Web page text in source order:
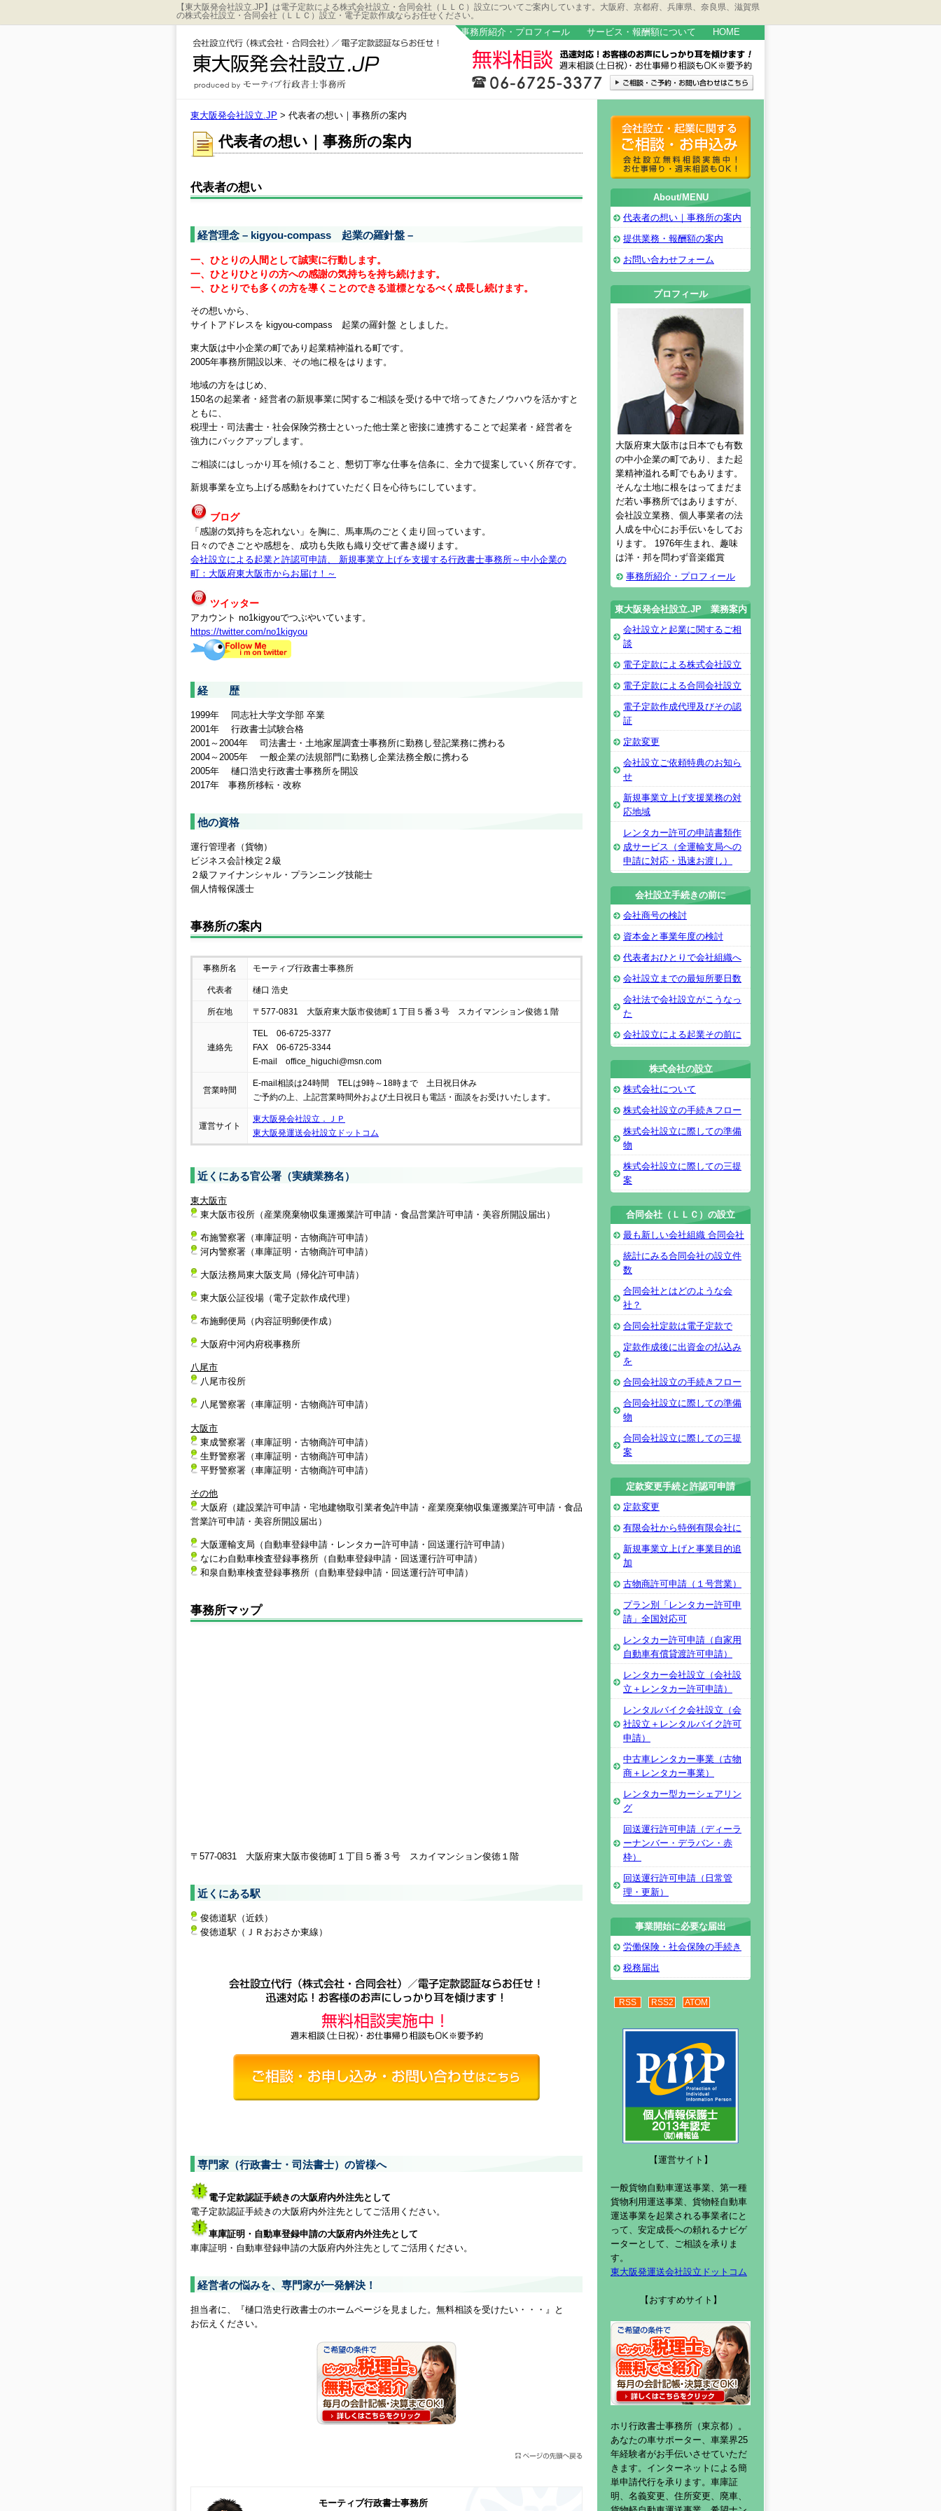
【東大阪発会社設立.JP】は電子定款による株式会社設立・合同会社（ＬＬＣ）設立についてご案内しています。大阪府、京都府、兵庫県、奈良県、滋賀県
の株式会社設立・合同会社（ＬＬＣ）設立・電子定款作成ならお任せください。
事務所紹介・プロフィール サービス・報酬額について HOME
東大阪発会社設立.JP > 代表者の想い｜事務所の案内
代表者の想い｜事務所の案内
代表者の想い
経営理念 – kigyou-compass 起業の羅針盤 –
一、ひとりの人間として誠実に行動します。
一、ひとりひとりの方への感謝の気持ちを持ち続けます。
一、ひとりでも多くの方を導くことのできる道標となるべく成長し続けます。
その想いから、
サイトアドレスを kigyou-compass 起業の羅針盤 としました。
東大阪は中小企業の町であり起業精神溢れる町です。
2005年事務所開設以来、その地に根をはります。
地域の方をはじめ、
150名の起業者・経営者の新規事業に関するご相談を受ける中で培ってきたノウハウを活かすと
ともに、
税理士・司法書士・社会保険労務士といった他士業と密接に連携することで起業者・経営者を
強力にバックアップします。
ご相談にはしっかり耳を傾けること、懇切丁寧な仕事を信条に、全力で提案していく所存です。
新規事業を立ち上げる感動をわけていただく日を心待ちにしています。
ブログ
「感謝の気持ちを忘れない」を胸に、馬車馬のごとく走り回っています。
日々のできごとや感想を、成功も失敗も織り交ぜて書き綴ります。
会社設立による起業と許認可申請、 新規事業立上げを支援する行政書士事務所～中小企業の
町：大阪府東大阪市からお届け！～
ツイッター
アカウント no1kigyouでつぶやいています。
https://twitter.com/no1kigyou
経 歴
1999年 同志社大学文学部 卒業
2001年 行政書士試験合格
2001～2004年 司法書士・土地家屋調査士事務所に勤務し登記業務に携わる
2004～2005年 一般企業の法規部門に勤務し企業法務全般に携わる
2005年 樋口浩史行政書士事務所を開設
2017年 事務所移転・改称
他の資格
運行管理者（貨物）
ビジネス会計検定２級
２級ファイナンシャル・プランニング技能士
個人情報保護士
事務所の案内
事務所名 モーティブ行政書士事務所
代表者 樋口 浩史
所在地 〒577-0831 大阪府東大阪市俊徳町１丁目５番３号 スカイマンション俊徳１階
連絡先
TEL 06-6725-3377
FAX 06-6725-3344
E-mail office_higuchi@msn.com
営業時間
E-mail相談は24時間 TELは9時～18時まで 土日祝日休み
ご予約の上、上記営業時間外および土日祝日も電話・面談をお受けいたします。
運営サイト
東大阪発会社設立．ＪＰ
東大阪発運送会社設立ドットコム
近くにある官公署（実績業務名）
東大阪市
東大阪市役所（産業廃棄物収集運搬業許可申請・食品営業許可申請・美容所開設届出）
布施警察署（車庫証明・古物商許可申請）
河内警察署（車庫証明・古物商許可申請）
大阪法務局東大阪支局（帰化許可申請）
東大阪公証役場（電子定款作成代理）
布施郵便局（内容証明郵便作成）
大阪府中河内府税事務所
八尾市
八尾市役所
八尾警察署（車庫証明・古物商許可申請）
大阪市
東成警察署（車庫証明・古物商許可申請）
生野警察署（車庫証明・古物商許可申請）
平野警察署（車庫証明・古物商許可申請）
その他
大阪府（建設業許可申請・宅地建物取引業者免許申請・産業廃棄物収集運搬業許可申請・食品
営業許可申請・美容所開設届出）
大阪運輸支局（自動車登録申請・レンタカー許可申請・回送運行許可申請）
なにわ自動車検査登録事務所（自動車登録申請・回送運行許可申請）
和泉自動車検査登録事務所（自動車登録申請・回送運行許可申請）
事務所マップ
〒577-0831 大阪府東大阪市俊徳町１丁目５番３号 スカイマンション俊徳１階
近くにある駅
俊徳道駅（近鉄）
俊徳道駅（ＪＲおおさか東線）
専門家（行政書士・司法書士）の皆様へ
電子定款認証手続きの大阪府内外注先として
電子定款認証手続きの大阪府内外注先としてご活用ください。
車庫証明・自動車登録申請の大阪府内外注先として
車庫証明・自動車登録申請の大阪府内外注先としてご活用ください。
経営者の悩みを、専門家が一発解決！
担当者に、『樋口浩史行政書士のホームページを見ました。無料相談を受けたい・・・』と
お伝えください。
モーティブ行政書士事務所
About/MENU
代表者の想い｜事務所の案内
提供業務・報酬額の案内
お問い合わせフォーム
プロフィール
大阪府東大阪市は日本でも有数
の中小企業の町であり、また起
業精神溢れる町でもあります。
そんな土地に根をはってまだま
だ若い事務所ではありますが、
会社設立業務、個人事業者の法
人成を中心にお手伝いをしてお
ります。 1976年生まれ、趣味
は洋・邦を問わず音楽鑑賞
事務所紹介・プロフィール
東大阪発会社設立.JP 業務案内
会社設立と起業に関するご相
談
電子定款による株式会社設立
電子定款による合同会社設立
電子定款作成代理及びその認
証
定款変更
会社設立ご依頼特典のお知ら
せ
新規事業立上げ支援業務の対
応地域
レンタカー許可の申請書類作
成サービス（全運輸支局への
申請に対応・迅速お渡し）
会社設立手続きの前に
会社商号の検討
資本金と事業年度の検討
代表者おひとりで会社組織へ
会社設立までの最短所要日数
会社法で会社設立がこうなっ
た
会社設立による起業その前に
株式会社の設立
株式会社について
株式会社設立の手続きフロー
株式会社設立に際しての準備
物
株式会社設立に際しての三提
案
合同会社（ＬＬＣ）の設立
最も新しい会社組織 合同会社
統計にみる合同会社の設立件
数
合同会社とはどのような会
社？
合同会社定款は電子定款で
定款作成後に出資金の払込み
を
合同会社設立の手続きフロー
合同会社設立に際しての準備
物
合同会社設立に際しての三提
案
定款変更手続と許認可申請
定款変更
有限会社から特例有限会社に
新規事業立上げと事業目的追
加
古物商許可申請（１号営業）
プラン別「レンタカー許可申
請」全国対応可
レンタカー許可申請（自家用
自動車有償貸渡許可申請）
レンタカー会社設立（会社設
立＋レンタカー許可申請）
レンタルバイク会社設立（会
社設立＋レンタルバイク許可
申請）
中古車レンタカー事業（古物
商＋レンタカー事業）
レンタカー型カーシェアリン
グ
回送運行許可申請（ディーラ
ーナンバー・デラバン・赤
枠）
回送運行許可申請（日常管
理・更新）
事業開始に必要な届出
労働保険・社会保険の手続き
税務届出
RSS RSS2 ATOM
【運営サイト】
一般貨物自動車運送事業、第一種
貨物利用運送事業、貨物軽自動車
運送事業を起業される事業者にと
って、安定成長への頼れるナビゲ
ーターとして、ご相談を承りま
す。
東大阪発運送会社設立ドットコム
【おすすめサイト】
ホリ行政書士事務所（東京都）。
あなたの車サポーター、車業界25
年経験者がお手伝いさせていただ
きます。インターネットによる簡
単申請代行を承ります。車庫証
明、名義変更、住所変更、廃車、